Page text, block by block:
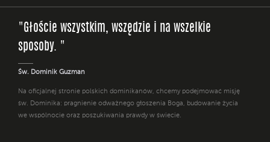
"Głoście wszystkim, wszędzie i na wszelkie
sposoby. "
Św. Dominik Guzman
Na oficjalnej stronie polskich dominikanów, chcemy podejmować misję
św. Dominika: pragnienie odważnego głoszenia Boga, budowanie życia
we wspólnocie oraz poszukiwania prawdy w świecie.